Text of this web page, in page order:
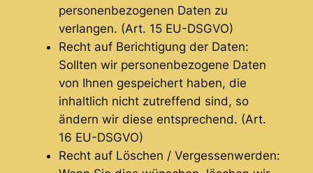
personenbezogenen Daten zu
verlangen. (Art. 15 EU-DSGVO)
Recht auf Berichtigung der Daten:
Sollten wir personenbezogene Daten
von Ihnen gespeichert haben, die
inhaltlich nicht zutreffend sind, so
ändern wir diese entsprechend. (Art.
16 EU-DSGVO)
Recht auf Löschen / Vergessenwerden: